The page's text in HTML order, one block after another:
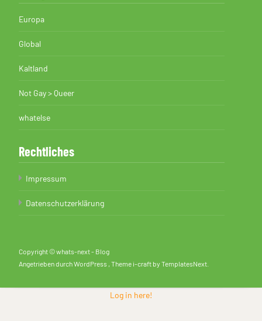
Europa
Global
Kaltland
Not Gay > Queer
whatelse
Rechtliches
Impressum
Datenschutzerklärung
Copyright © whats-next - Blog
Angetrieben durch WordPress , Theme i-craft by TemplatesNext.
Log in here!